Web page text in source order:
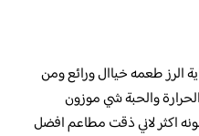
الرز طعمه خياال ورائع ومن
والحبة شي موزون
اكثر لاني ذقت مطاعم افضل